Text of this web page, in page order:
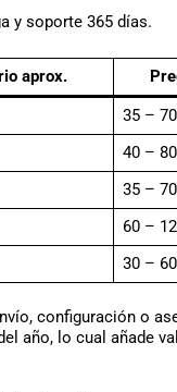
y soporte 365 días.
aprox.
35 –
40 –
35 –
60 –
30 –
configuración o
año, lo cual añade